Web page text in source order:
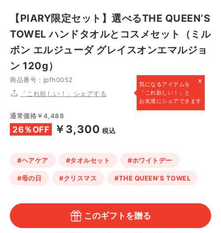
【PIARY限定セット】選べるTHE QUEEN’S
TOWEL ハンドタオルとコスメセット（ミル
ボン エルジューダ グレイスオンエマルジョ
ン 120g）
商品番号：jpfh0052 ×
気になるアイテムを
「これ欲しい！」と
お友達にシェアできます
「これ欲しい！」シェアする
通常価格￥4,488
26％OFF ￥3,300 税込
#ヘアケア #タオルセット #ホワイトデー
#母の日 #クリスマス #THE QUEEN’S TOWEL
このギフトを贈る